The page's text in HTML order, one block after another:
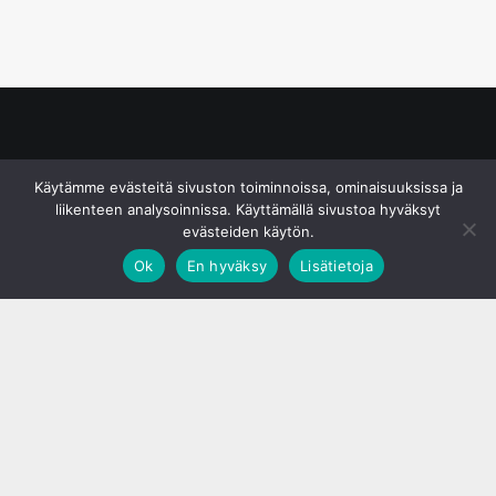
Käytämme evästeitä sivuston toiminnoissa, ominaisuuksissa ja
liikenteen analysoinnissa. Käyttämällä sivustoa hyväksyt
evästeiden käytön.
Ok
En hyväksy Lisätietoja